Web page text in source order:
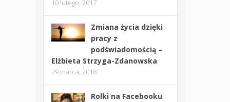
10 lutego, 2017
Zmiana życia dzięki
pracy z
podświadomością –
Elżbieta Strzyga-Zdanowska
29 marca, 2018
Rolki na Facebooku